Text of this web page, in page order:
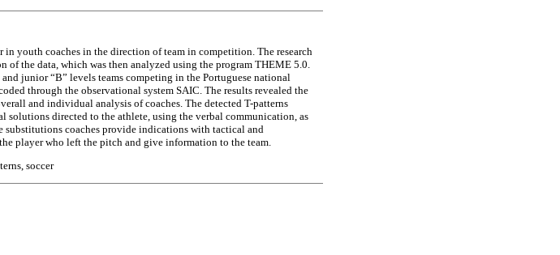
youth coaches in the direction of team in competition. The research
the data, which was then analyzed using the program THEME 5.0.
junior “B” levels teams competing in the Portuguese national
through the observational system SAIC. The results revealed the
and individual analysis of coaches. The detected T-patterns
solutions directed to the athlete, using the verbal communication, as
coaches provide indications with tactical and
player who left the pitch and give information to the team.
soccer